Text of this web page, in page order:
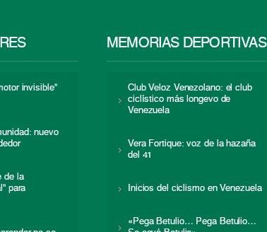
invisible”
nuevo
de la
para
MEMORIAS DEPORTIVAS
Club Veloz Venezolano: el club
ciclístico más longevo de
Venezuela
Vera Fortique: voz de la hazaña
del 41
Inicios del ciclismo en Venezuela
«Pega Betulio… Pega Betulio…